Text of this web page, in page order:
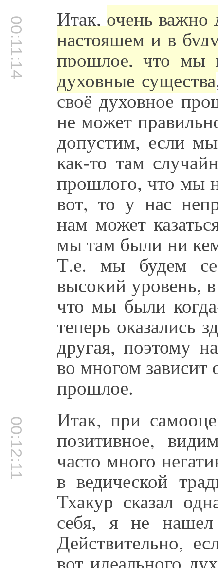
00:11:14 Итак, очень важно
настоящем и в
прошлое, что мы
духовные существа
своё духовное
не может
допустим, если
как-то там
прошлого, что мы
вот, то у нас
нам может
мы там были ни
Т.е. мы будем
высокий уровень,
что мы были
теперь оказались
другая, поэтому
во многом зависит
прошлое.
00:12:11 Итак, при
позитивное,
часто много
в ведической
Тхакур сказал
себя, я не
Действительно,
вот идеального